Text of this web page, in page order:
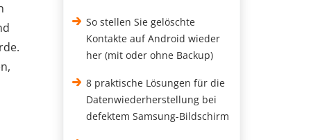
So stellen Sie gelöschte
Kontakte auf Android wieder
her (mit oder ohne Backup)
8 praktische Lösungen für die
Datenwiederherstellung bei
defektem Samsung-Bildschirm